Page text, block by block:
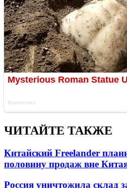
ЧИТАЙТЕ ТАКЖЕ
Китайский Freelander
половину продаж вне
Россия уничтожила склад